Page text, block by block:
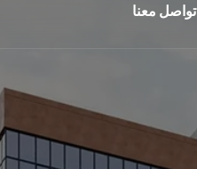
تواصل معنا